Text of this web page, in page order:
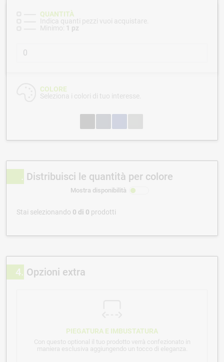
QUANTITÀ
Indica quanti pezzi vuoi acquistare.
Minimo: 1 pz
COLORE
Seleziona i colori di tuo interesse.
Distribuisci le quantità per colore
Mostra disponibilità
Stai selezionando 0 di 0 prodotti
4 Opzioni extra
PIEGATURA E IMBUSTATURA
Con questo optional il tuo prodotto verrà confezionato in
maniera esclusiva aggiungendo un tocco di eleganza.